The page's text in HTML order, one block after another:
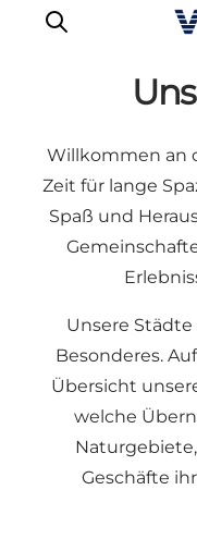
Events
Erlebnisse
Unsere
Essen &
Plane deine
Willkommen an
Zeit für lange
Spaß und
Unsere
Besonderes.
Übersicht
welche
Geschäfte